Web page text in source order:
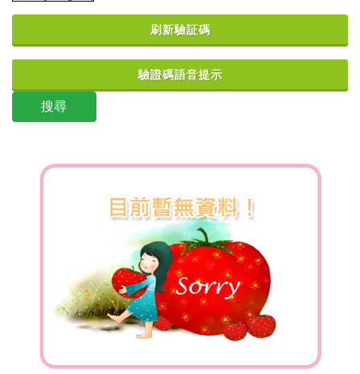
刷新驗証碼
驗證碼語音提示